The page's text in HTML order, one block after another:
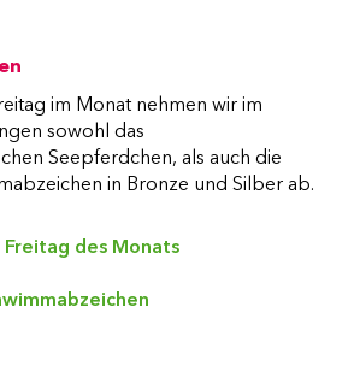
im Monat nehmen wir im
sowohl das
Seepferdchen, als auch die
in Bronze und Silber ab.
des Monats